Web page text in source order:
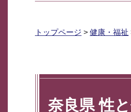
トップページ > 健康・福祉
奈良県 性